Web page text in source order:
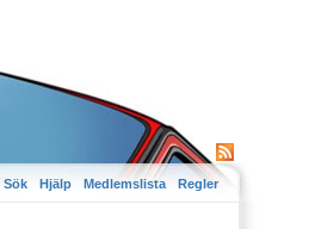
Sök Hjälp Medlemslista Regler